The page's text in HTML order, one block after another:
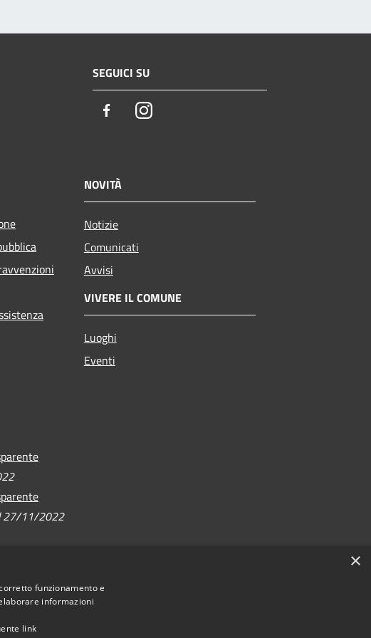
SEGUICI SU
FacebookInstagram
NOVITÀ
Notizie
Comunicati
Avvisi
VIVERE IL COMUNE
Luoghi
Eventi
27/11/2022
×
funzionamento e
informazioni
link